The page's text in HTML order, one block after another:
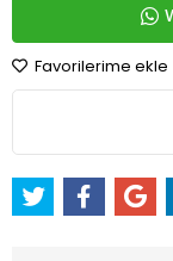
Favorilerime ekle